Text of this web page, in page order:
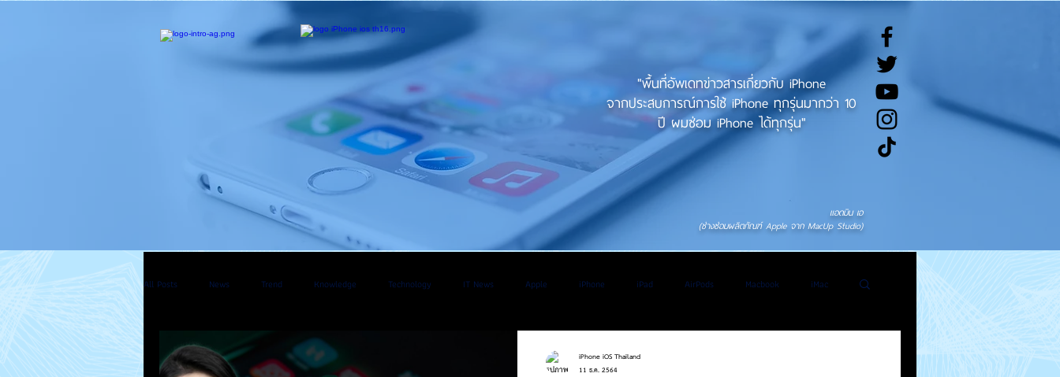
"พื้นที่อัพเดทข่าวสารเกี่ยวกับ iPhone
จากประสบการณ์การใช้ iPhone ทุกรุ่นมากว่า 10
ปี ผมซ่อม iPhone ได้ทุกรุ่น"
แอดมิน เอ
(ช่างซ่อมผลิตภัณฑ์ Apple จาก MacUp Studio)
All Posts News Trend Knowledge Technology IT News Apple iPhone iPad AirPods Macbook iMac
Mac Pro Apple Watch Apple TV
iPhone iOS Thailand
11 ธ.ค. 2564